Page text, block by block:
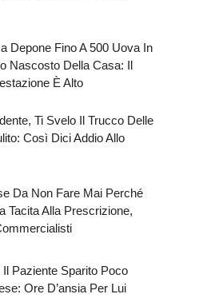
Depone Fino A 500 Uova In
Nascosto Della Casa: Il
È Alto
Ti Svelo Il Trucco Delle
Così Dici Addio Allo
Da Non Fare Mai Perché
Tacita Alla Prescrizione,
Il Paziente Sparito Poco
Ore D’ansia Per Lui